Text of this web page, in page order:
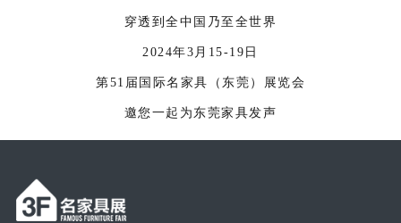
穿透到全中国乃至全世界
2024年3月15-19日
第51届国际名家具（东莞）展览会
邀您一起为东莞家具发声